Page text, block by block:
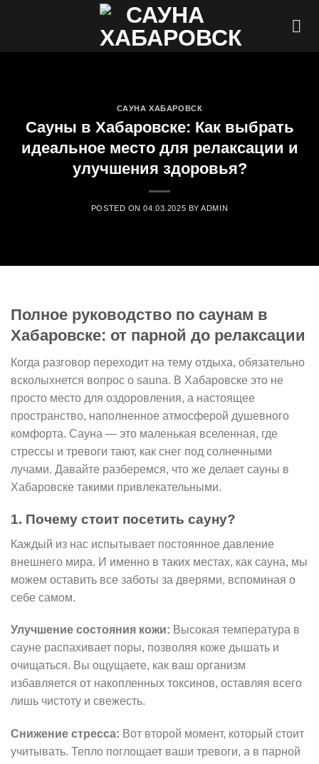
САУНА ХАБАРОВСК
Сауны в Хабаровске: Как выбрать
идеальное место для релаксации и
улучшения здоровья?
POSTED ON04.03.2025 BYADMIN
Полное руководство по саунам в
Хабаровске: от парной до релаксации
Когда разговор переходит на тему отдыха, обязательно
всколыхнется вопрос о sauna. В Хабаровске это не
просто место для оздоровления, а настоящее
пространство, наполненное атмосферой душевного
комфорта. Сауна — это маленькая вселенная, где
стрессы и тревоги тают, как снег под солнечными
лучами. Давайте разберемся, что же делает сауны в
Хабаровске такими привлекательными.
1. Почему стоит посетить сауну?
Каждый из нас испытывает постоянное давление
внешнего мира. И именно в таких местах, как сауна, мы
можем оставить все заботы за дверями, вспоминая о
себе самом.
Улучшение состояния кожи: Высокая температура в
сауне распахивает поры, позволяя коже дышать и
очищаться. Вы ощущаете, как ваш организм
избавляется от накопленных токсинов, оставляя всего
лишь чистоту и свежесть.
Снижение стресса: Вот второй момент, который стоит
учитывать. Тепло поглощает ваши тревоги, а в парной